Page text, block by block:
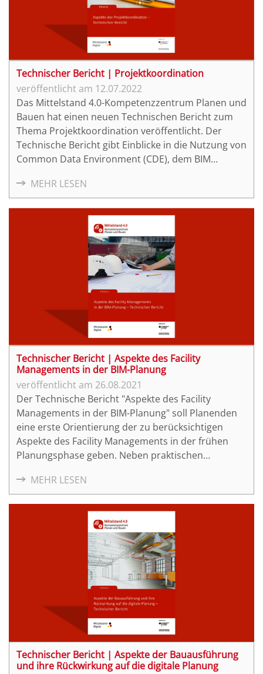
Technischer Bericht | Projektkoordination
12.07.2022
Das Mittelstand 4.0-Kompetenzzentrum Planen und
Bauen hat einen neuen Technischen Bericht zum
Thema Projektkoordination veröffentlicht. Der
Technische Bericht gibt Einblicke in die Nutzung von
Common Data Environment (CDE), dem BIM
Data Dictionary (bSDD).
MEHR LESEN
Technischer Bericht | Aspekte des Facility
Managements in der BIM-Planung
26.08.2021
Der Technische Bericht "Aspekte des Facility
Managements in der BIM-Planung" soll Planenden
eine erste Orientierung der zu berücksichtigen
Aspekte des Facility Managements in der frühen
Planungsphase geben. Neben praktischen
Bestandsbau gegeben.
MEHR LESEN
Technischer Bericht | Aspekte der Bauausführung
und ihre Rückwirkung auf die digitale Planung